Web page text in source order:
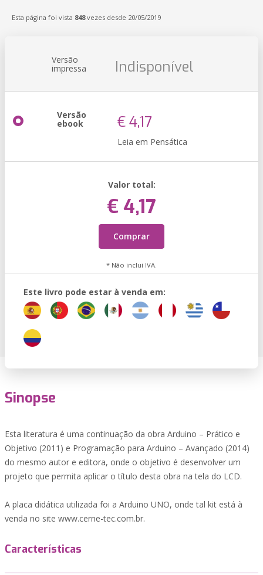
Esta página foi vista 848vezes desde 20/05/2019
Versão
impressa Indisponível
Versão
ebook € 4,17
Leia em Pensática
Valor total:
€ 4,17
Comprar
* Não inclui IVA.
Este livro pode estar à venda em:
Sinopse
Esta literatura é uma continuação da obra Arduino – Prático e
Objetivo (2011) e Programação para Arduino – Avançado (2014)
do mesmo autor e editora, onde o objetivo é desenvolver um
projeto que permita aplicar o título desta obra na tela do LCD.
A placa didática utilizada foi a Arduino UNO, onde tal kit está à
venda no site www.cerne-tec.com.br.
Características